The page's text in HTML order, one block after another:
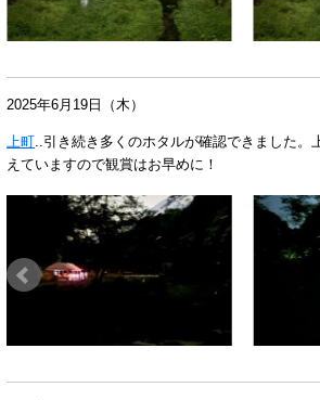
2025年6月19 日（木）
上町..引き続き多くのホタルが確認できました。
えていますので観賞はお早めに！